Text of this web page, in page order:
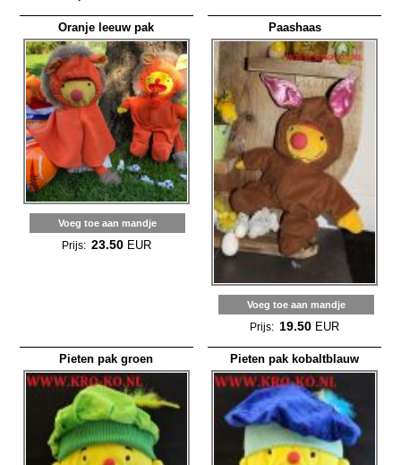
Oranje leeuw pak
Voeg toe aan mandje
Prijs: 23.50 EUR
Paashaas
Voeg toe aan mandje
Prijs: 19.50 EUR
Pieten pak groen Pieten pak kobaltblauw